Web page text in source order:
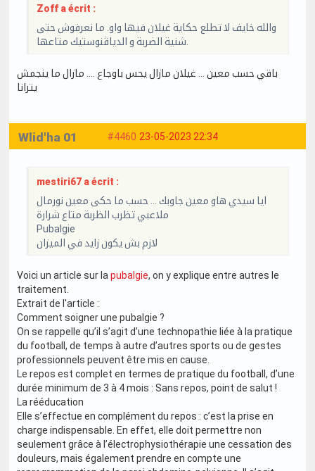
Zoff a écrit :
والله خايف لا تطلع حكاية غيلان فيها واو. ما نعرفوش حتى
باقي حسب معين … غيلان مازال يحس باوجاع …. مازال ما ينجمش
يترانا
#4460 23-05-2023 22:34
Wlid'ha 01
mestiri67 a écrit :
ايا سيدي هاو معين جاوبك … حسب ما حكى معين نورمال
ملاعبي تظرب الظربة متاع شرارة
Pubalgie
لازم بش يكون زايد في الميزان
Voici un article sur la pubalgie, on y explique entre autres le
traitement.
Extrait de l'article :
Comment soigner une pubalgie ?
On se rappelle qu’il s’agit d’une technopathie liée à la pratique
du football, de temps à autre d’autres sports ou de gestes
professionnels peuvent être mis en cause.
Le repos est complet en termes de pratique du football, d’une
durée minimum de 3 à 4 mois : Sans repos, point de salut !
La rééducation
Elle s’effectue en complément du repos : c’est la prise en
charge indispensable. En effet, elle doit permettre non
seulement grâce à l’électrophysiothérapie une cessation des
douleurs, mais également prendre en compte une